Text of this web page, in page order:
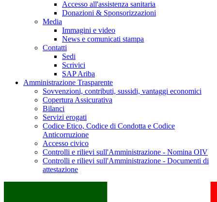
Accesso all'assistenza sanitaria
Donazioni & Sponsorizzazioni
Media
Immagini e video
News e comunicati stampa
Contatti
Sedi
Scrivici
SAP Ariba
Amministrazione Trasparente
Sovvenzioni, contributi, sussidi, vantaggi economici
Copertura Assicurativa
Bilanci
Servizi erogati
Codice Etico, Codice di Condotta e Codice
Anticorruzione
Accesso civico
Controlli e rilievi sull'Amministrazione - Nomina OIV
Controlli e rilievi sull'Amministrazione - Documenti di
attestazione